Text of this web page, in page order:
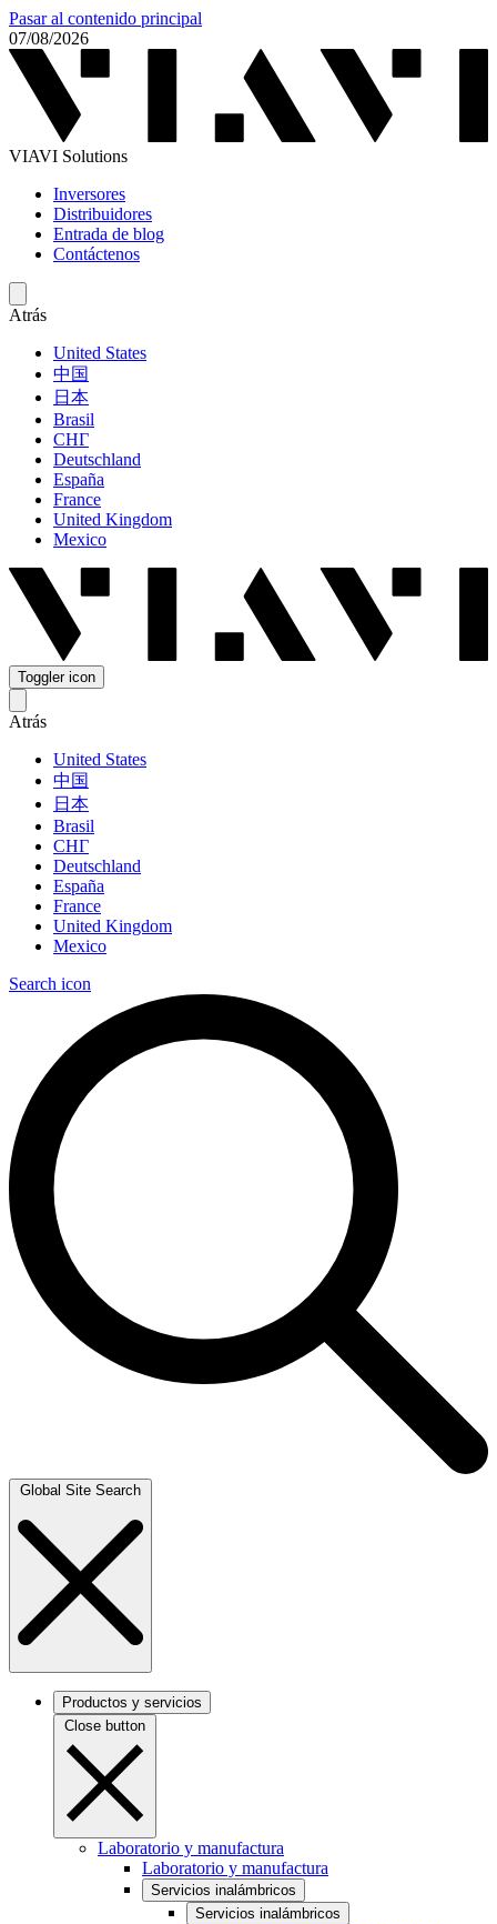
Pasar al contenido principal
07/08/2026
VIAVI Solutions
Inversores
Distribuidores
Entrada de blog
Contáctenos
Atrás
United States
中国
日本
Brasil
СНГ
Deutschland
España
France
United Kingdom
Mexico
Toggler icon
Atrás
United States
中国
日本
Brasil
СНГ
Deutschland
España
France
United Kingdom
Mexico
Search icon
Global Site Search
Productos y servicios
Close button
Laboratorio y manufactura
Laboratorio y manufactura
Servicios inalámbricos
Servicios inalámbricos